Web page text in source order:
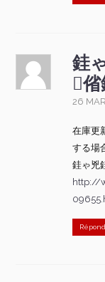
銈

26
在庫更
する場
銈ゃ兇
http://